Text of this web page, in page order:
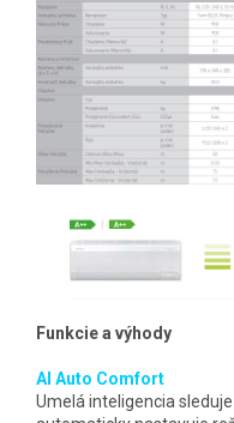
Funkcie a výhody
AI Auto Comfort
Umelá inteligencia